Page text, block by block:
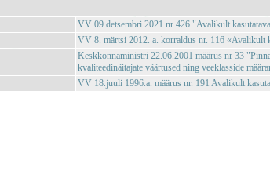
VV 09.detsembri.2021 nr 426 "Avalikult
VV 8. märtsi 2012. a. korraldus nr. 116 «Avalikult
Keskkonnaministri 22.06.2001 määrus nr 33
kvaliteedinäitajate väärtused ning veeklasside
VV 18.juuli 1996.a. määrus nr. 191 Avalikult